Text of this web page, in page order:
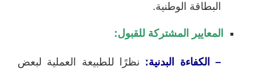
البطاقة الوطنية.
المعايير المشتركة للقبول:
– الكفاءة البدنية: نظرًا للطبيعة العملية لبعض